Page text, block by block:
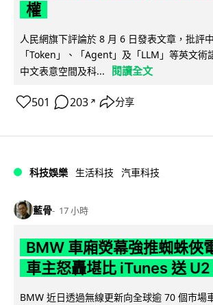
權
人民網旗下評論於 8 月 6 日發表文章，批評
「Token」、「Agent」及「LLM」等英文術
中文表意空間及科...
閱讀全文
501 203 ↗ 分享
科技娛樂 生活科技 汽車科技
藍骨 17 小時
BMW 車廂熒幕強推蜘蛛俠
車主怒轟堪比 iTunes 送
BMW 近日透過無線更新向全球逾 70 個市場